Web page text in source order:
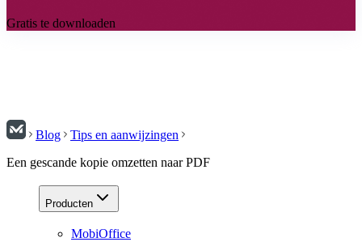
Gratis te downloaden
Blog
Tips en aanwijzingen
Een gescande kopie omzetten naar PDF
Producten
MobiOffice